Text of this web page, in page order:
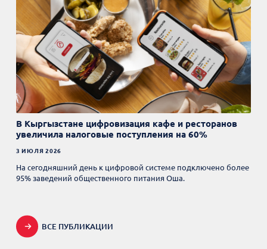
В Кыргызстане цифровизация кафе и ресторанов
увеличила налоговые поступления на 60%
3 ИЮЛЯ 2026
На сегодняшний день к цифровой системе подключено более
95% заведений общественного питания Оша.
ВСЕ ПУБЛИКАЦИИ